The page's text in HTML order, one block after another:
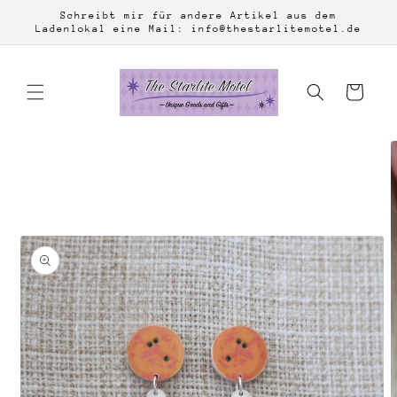
Inhalt
Schreibt mir für andere Artikel aus dem
Ladenlokal eine Mail: info@thestarlitemotel.de
Warenkorb